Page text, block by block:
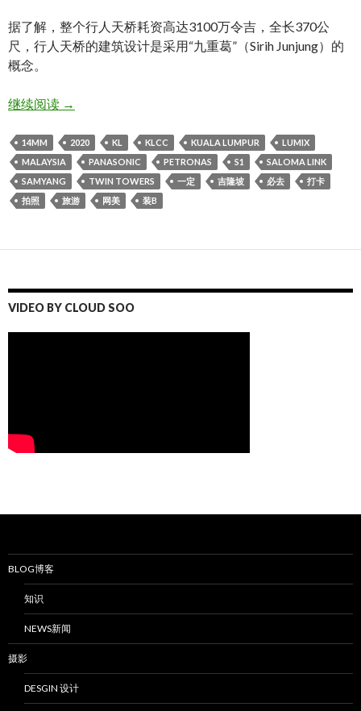
据了解，整个行人天桥耗资高达3100万令吉，全长370公
尺，行人天桥的建筑设计是采用“九重葛”（Sirih Junjung）的
概念。
继续阅读2020吉隆坡最夯拍照打卡景点! Kuala Lumpur, Saloma
→
14MM 2020 KL KLCC KUALA LUMPUR
LUMIX
MALAYSIA
PANASONIC PETRONAS S1
SALOMA LINK
SAMYANG
TWIN TOWERS 一定 吉隆坡 必去
打卡
拍照
旅游 网美 装B
VIDEO BY CLOUD SOO
BLOG博客
知识
NEWS新闻
摄影
DESGIN 设计